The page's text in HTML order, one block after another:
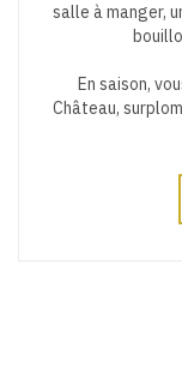
salle à manger,
En saison,
Château,